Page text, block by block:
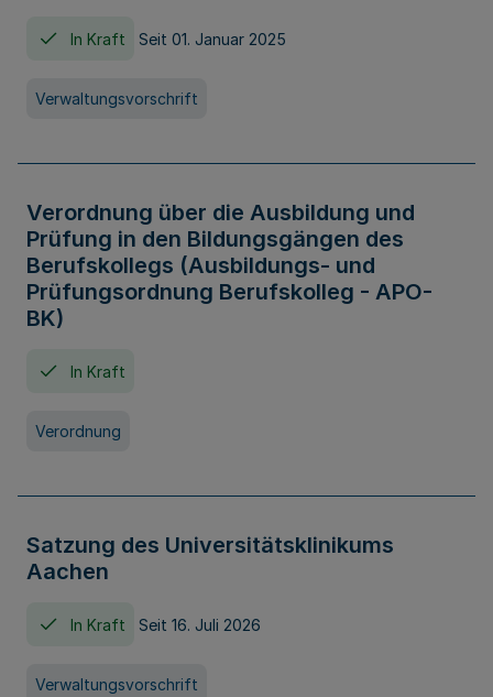
In Kraft Seit 01. Januar 2025
Verwaltungsvorschrift
Verordnung über die Ausbildung und
Prüfung in den Bildungsgängen des
Berufskollegs (Ausbildungs- und
Prüfungsordnung Berufskolleg - APO-
BK)
In Kraft
Verordnung
Satzung des Universitätsklinikums
Aachen
In Kraft Seit 16. Juli 2026
Verwaltungsvorschrift